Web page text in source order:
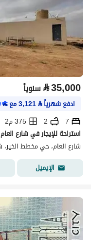
⃁35,000 سنوياً
ادفع شهرياً⃁
3,121مع
7
2
375 م2
استراحة للإيجار في شارع
شارع العام، حي مخطط الخير،
الإيميل